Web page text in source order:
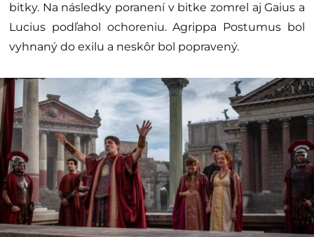
bitky. Na následky poranení v bitke zomrel aj Gaius a
Lucius podľahol ochoreniu. Agrippa Postumus bol
vyhnaný do exilu a neskôr bol popravený.